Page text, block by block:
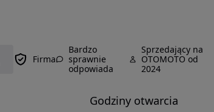
Firma
Bardzo
sprawnie
odpowiada
Sprzedający na
OTOMOTO od
2024
Godziny otwarcia